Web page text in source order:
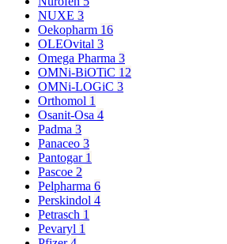
NUXE 3
Oekopharm 16
OLEOvital 3
Omega Pharma 3
OMNi-BiOTiC 12
OMNi-LOGiC 3
Orthomol 1
Osanit-Osa 4
Padma 3
Panaceo 3
Pantogar 1
Pascoe 2
Pelpharma 6
Perskindol 4
Petrasch 1
Pevaryl 1